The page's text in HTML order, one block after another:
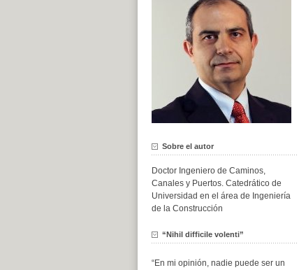
Sobre el autor
Doctor Ingeniero de Caminos,
Canales y Puertos. Catedrático de
Universidad en el área de Ingeniería
de la Construcción
“Nihil difficile volenti”
“En mi opinión, nadie puede ser un